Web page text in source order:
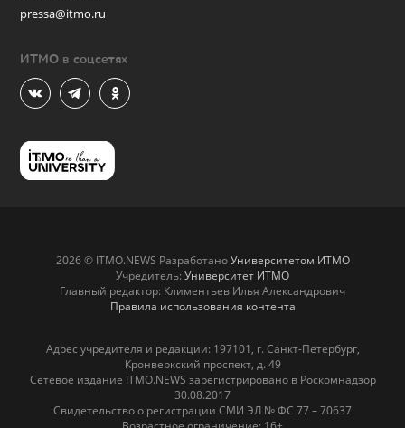
pressa@itmo.ru
ИТМО в соцсетях
2026 © ITMO.NEWS РазработаноУниверситетом ИТМО
Учредитель: Университет ИТМО
Главный редактор: Климентьев Илья Александрович
Правила использования контента
Адрес учредителя и редакции: 197101, г. Санкт-Петербург,
Кронверкский проспект, д. 49
Сетевое издание ITMO.NEWS зарегистрировано в Роскомнадзор
30.08.2017
Свидетельство о регистрации СМИ ЭЛ № ФС 77 – 70637